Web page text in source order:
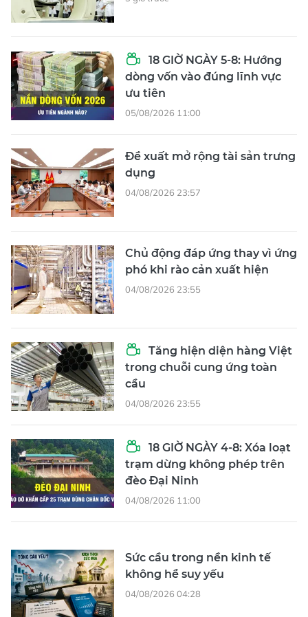
18 GIỜ NGÀY 5-8: Hướng
dòng vốn vào đúng lĩnh vực
ưu tiên
05/08/2026 11:00
Đề xuất mở rộng tài sản trưng
dụng
04/08/2026 23:57
Chủ động đáp ứng thay vì ứng
phó khi rào cản xuất hiện
04/08/2026 23:55
Tăng hiện diện hàng Việt
trong chuỗi cung ứng toàn
cầu
04/08/2026 23:55
18 GIỜ NGÀY 4-8: Xóa loạt
trạm dừng không phép trên
đèo Đại Ninh
04/08/2026 11:00
Sức cầu trong nền kinh tế
không hề suy yếu
04/08/2026 04:28